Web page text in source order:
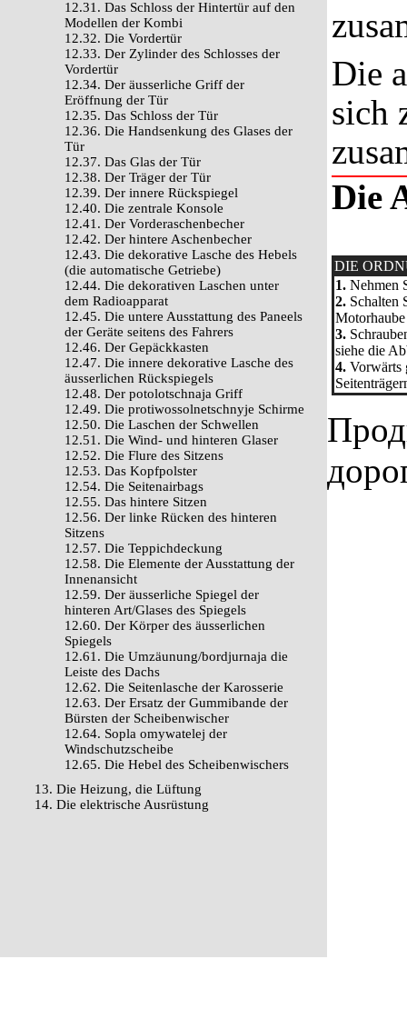
12.31. Das Schloss der Hintertür auf den
Modellen der Kombi
12.32. Die Vordertür
12.33. Der Zylinder des Schlosses der
Vordertür
12.34. Der äusserliche Griff der
Eröffnung der Tür
12.35. Das Schloss der Tür
12.36. Die Handsenkung des Glases der
Tür
12.37. Das Glas der Tür
12.38. Der Träger der Tür
12.39. Der innere Rückspiegel
12.40. Die zentrale Konsole
12.41. Der Vorderaschenbecher
12.42. Der hintere Aschenbecher
12.43. Die dekorative Lasche des Hebels
(die automatische Getriebe)
12.44. Die dekorativen Laschen unter
dem Radioapparat
12.45. Die untere Ausstattung des Paneels
der Geräte seitens des Fahrers
12.46. Der Gepäckkasten
12.47. Die innere dekorative Lasche des
äusserlichen Rückspiegels
12.48. Der potolotschnaja Griff
12.49. Die protiwossolnetschnyje Schirme
12.50. Die Laschen der Schwellen
12.51. Die Wind- und hinteren Glaser
12.52. Die Flure des Sitzens
12.53. Das Kopfpolster
12.54. Die Seitenairbags
12.55. Das hintere Sitzen
12.56. Der linke Rücken des hinteren
Sitzens
12.57. Die Teppichdeckung
12.58. Die Elemente der Ausstattung der
Innenansicht
12.59. Der äusserliche Spiegel der
hinteren Art/Glases des Spiegels
12.60. Der Körper des äusserlichen
Spiegels
12.61. Die Umzäunung/bordjurnaja die
Leiste des Dachs
12.62. Die Seitenlasche der Karosserie
12.63. Der Ersatz der Gummibande der
Bürsten der Scheibenwischer
12.64. Sopla omywatelej der
Windschutzscheibe
12.65. Die Hebel des Scheibenwischers
13. Die Heizung, die Lüftung
14. Die elektrische Ausrüstung
Die
sich
Die
DIE
1. Nehmen
2. Schalten
Motorhaube
3.
siehe die
4. Vorwärts